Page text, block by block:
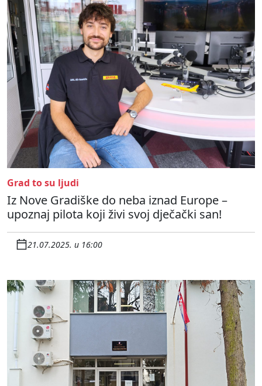
Grad to su ljudi
Iz Nove Gradiške do neba iznad Europe –
upoznaj pilota koji živi svoj dječački san!
21.07.2025. u 16:00